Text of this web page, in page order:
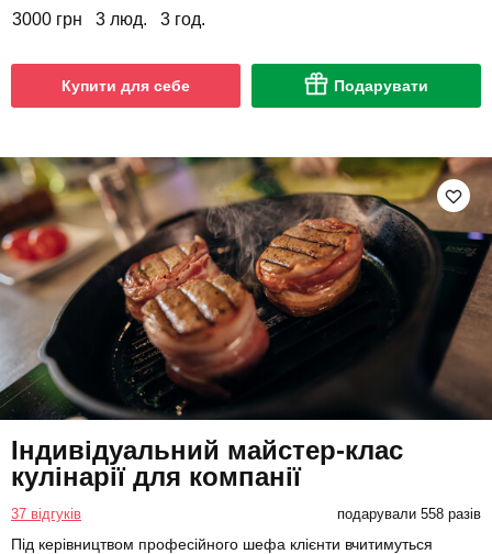
3000 грн 3 люд. 3 год.
Купити для себе Подарувати
Індивідуальний майстер-клас
кулінарії для компанії
37 відгуків подарували 558 разів
Під керівництвом професійного шефа клієнти вчитимуться